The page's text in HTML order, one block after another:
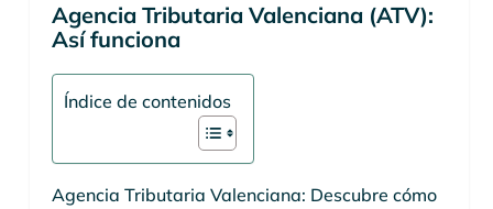
Agencia Tributaria Valenciana (ATV):
Así funciona
Índice de contenidos
Agencia Tributaria Valenciana: Descubre cómo